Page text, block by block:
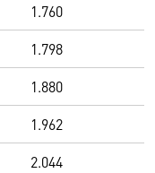
1.760
1.798
1.880
1.962
2.044